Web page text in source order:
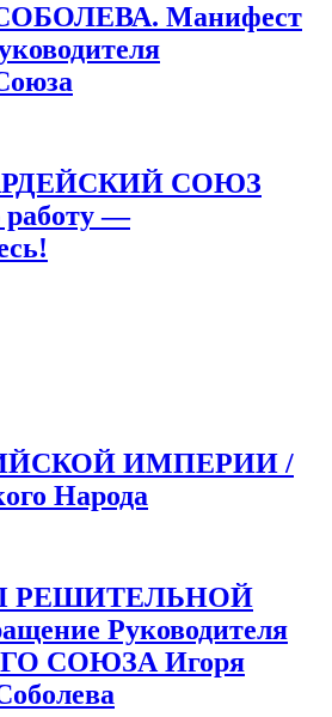
Манифест
СОЮЗ
работу —
ИМПЕРИИ /
Народа
РЕШИТЕЛЬНОЙ
Руководителя
СОЮЗА Игоря